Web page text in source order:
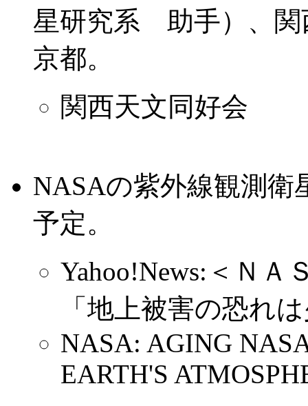
星研究系 助手）、関
京都。
関西天文同好会
NASAの紫外線観測衛
予定。
Yahoo!News:＜Ｎ
「地上被害の恐れ
NASA: AGING
EARTH'S